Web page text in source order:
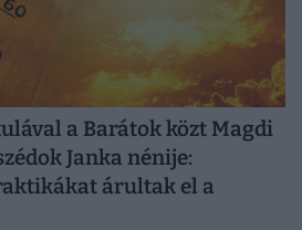
a Barátok közt Magdi
Janka nénije:
árultak el a